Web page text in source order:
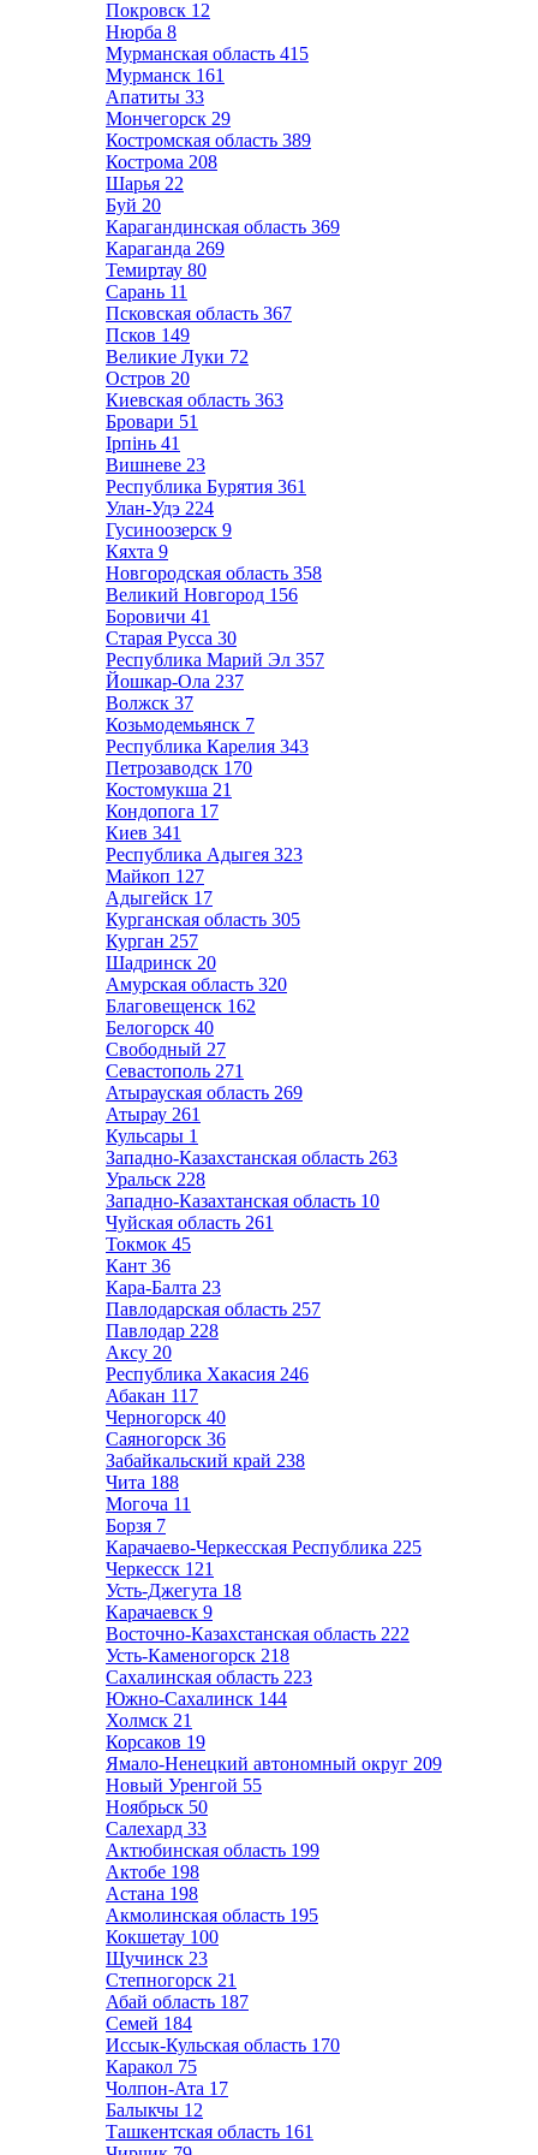
Покровск 12
Нюрба 8
Мурманская область 415
Мурманск 161
Апатиты 33
Мончегорск 29
Костромская область 389
Кострома 208
Шарья 22
Буй 20
Карагандинская область 369
Караганда 269
Темиртау 80
Сарань 11
Псковская область 367
Псков 149
Великие Луки 72
Остров 20
Киевская область 363
Бровари 51
Ірпінь 41
Вишневе 23
Республика Бурятия 361
Улан-Удэ 224
Гусиноозерск 9
Кяхта 9
Новгородская область 358
Великий Новгород 156
Боровичи 41
Старая Русса 30
Республика Марий Эл 357
Йошкар-Ола 237
Волжск 37
Козьмодемьянск 7
Республика Карелия 343
Петрозаводск 170
Костомукша 21
Кондопога 17
Киев 341
Республика Адыгея 323
Майкоп 127
Адыгейск 17
Курганская область 305
Курган 257
Шадринск 20
Амурская область 320
Благовещенск 162
Белогорск 40
Свободный 27
Севастополь 271
Атырауская область 269
Атырау 261
Кульсары 1
Западно-Казахстанская область 263
Уральск 228
Западно-Казахтанская область 10
Чуйская область 261
Токмок 45
Кант 36
Кара-Балта 23
Павлодарская область 257
Павлодар 228
Аксу 20
Республика Хакасия 246
Абакан 117
Черногорск 40
Саяногорск 36
Забайкальский край 238
Чита 188
Могоча 11
Борзя 7
Карачаево-Черкесская Республика 225
Черкесск 121
Усть-Джегута 18
Карачаевск 9
Восточно-Казахстанская область 222
Усть-Каменогорск 218
Сахалинская область 223
Южно-Сахалинск 144
Холмск 21
Корсаков 19
Ямало-Ненецкий автономный округ 209
Новый Уренгой 55
Ноябрьск 50
Салехард 33
Актюбинская область 199
Актобе 198
Астана 198
Акмолинская область 195
Кокшетау 100
Щучинск 23
Степногорск 21
Абай область 187
Семей 184
Иссык-Кульская область 170
Каракол 75
Чолпон-Ата 17
Балыкчы 12
Ташкентская область 161